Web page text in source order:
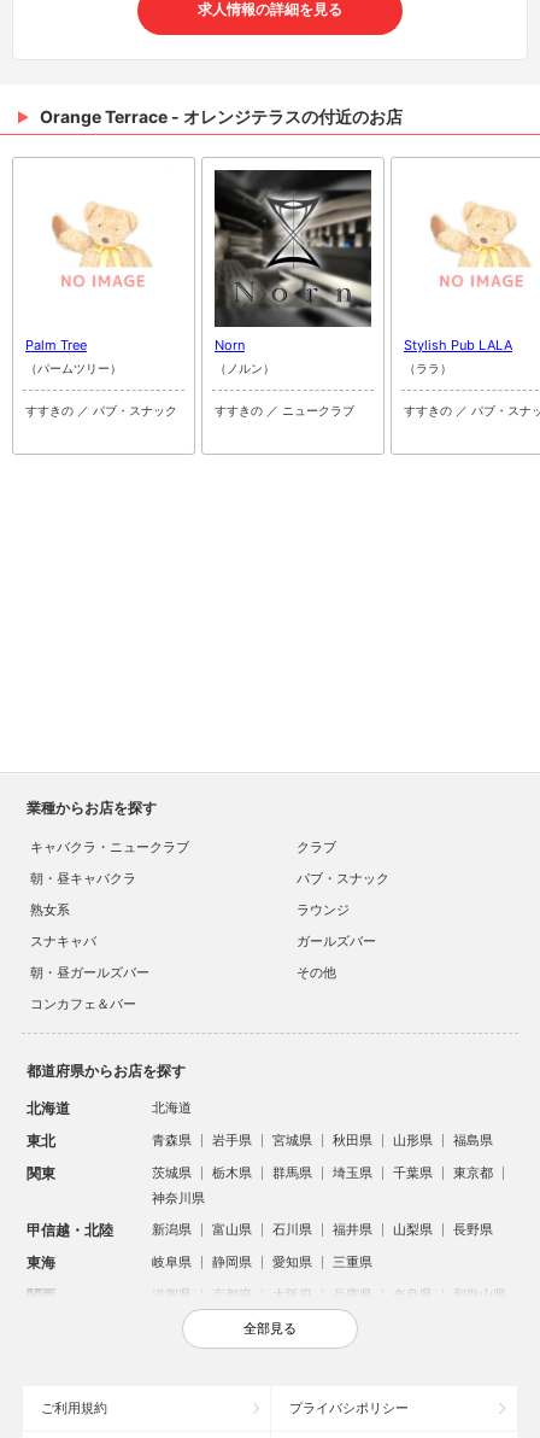
求人情報の詳細を見る
Orange Terrace - オレンジテラスの付近のお店
Palm Tree
（パームツリー）
すすきの ／ パブ・スナック
Norn
（ノルン）
すすきの ／ ニュークラブ
Stylish Pub LALA
（ララ）
すすきの ／ パブ・スナ
業種からお店を探す
キャバクラ・ニュークラブ
クラブ
朝・昼キャバクラ
パブ・スナック
熟女系
ラウンジ
スナキャバ
ガールズバー
朝・昼ガールズバー
その他
コンカフェ＆バー
都道府県からお店を探す
北海道 北海道
東北 青森県 岩手県 宮城県 秋田県 山形県 福島県
関東 茨城県 栃木県 群馬県 埼玉県 千葉県
東京都
神奈川県
甲信越・北陸 新潟県 富山県 石川県 福井県 山梨県 長野県
東海 岐阜県 静岡県 愛知県 三重県
関西 滋賀県 京都府 大阪府 兵庫県 奈良県 和歌山県
鳥取県 島根県 岡山県 広島県
沖縄県
全部見る
ご利用規約 プライバシポリシー